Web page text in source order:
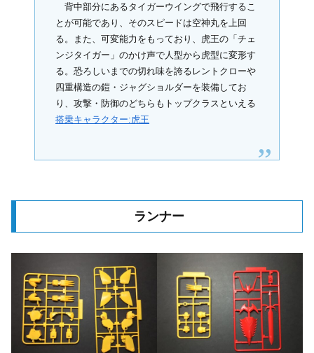
背中部分にあるタイガーウイングで飛行するこ
とが可能であり、そのスピードは空神丸を上回
る。また、可変能力をもっており、虎王の「チェ
ンジタイガー」のかけ声で人型から虎型に変形す
る。恐ろしいまでの切れ味を誇るレントクローや
四重構造の鎧・ジャグショルダーを装備してお
り、攻撃・防御のどちらもトップクラスといえる
搭乗キャラクター:虎王
ランナー